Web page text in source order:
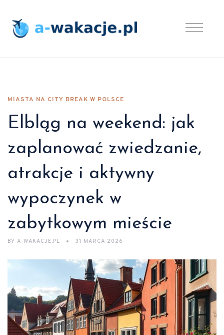
MIASTA NA CITY BREAK W POLSCE
Elbląg na weekend: jak
zaplanować zwiedzanie,
atrakcje i aktywny
wypoczynek w
zabytkowym mieście
BY A-WAKACJE.PL 31 MARCA 2026